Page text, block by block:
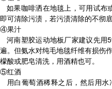
如果咖啡洒在地毯上，可用试布
即可清除污渍，若污渍清除的不彻
④果汁
河南塑胶运动地板厂家建议先用
遍。但氨水对纯毛地毯纤维有损伤
檬酸或肥皂清洗，用酒精也可。
⑤红酒
用白葡萄酒稀释之后，然后用